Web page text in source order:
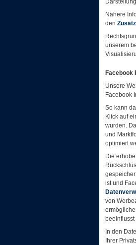
Nähere
den
unserem
Facebook
Unsere
Facebook
So kann
Klick auf
wurden.
und
optimiert
Die
ist und
von
In den
Ihrer